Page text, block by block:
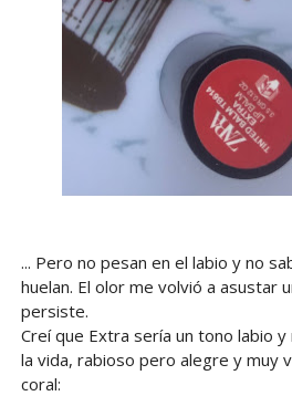
... Pero no pesan en el labio y no
huelan. El olor me volvió a asustar
persiste.
Creí que Extra sería un tono labio
la vida, rabioso pero alegre y muy
coral: